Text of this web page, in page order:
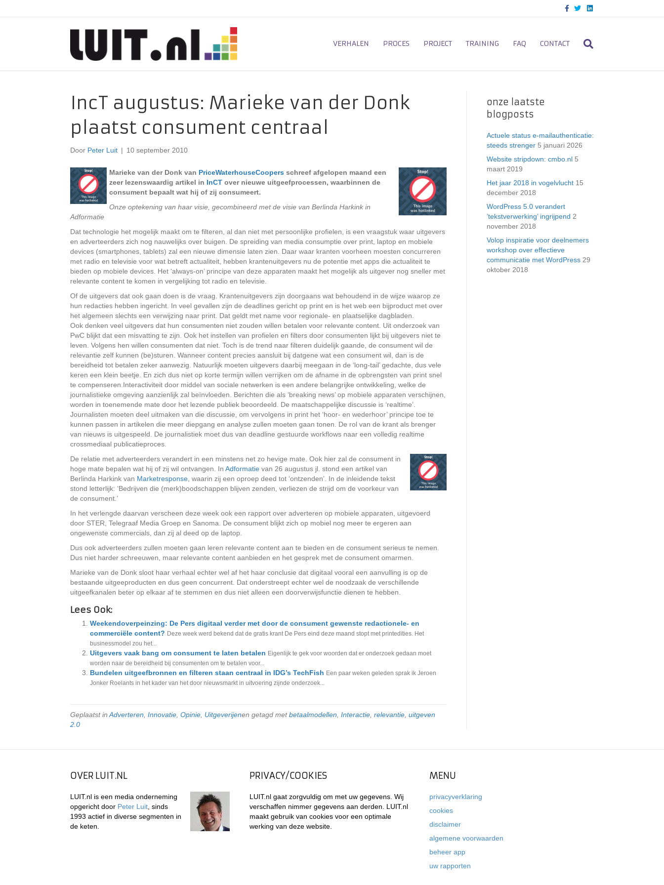
c
o
o
T
i
e
L
n
d
VERHALEN PROCES PROJECT TRAINING FAQ CONTACT
IncT augustus: Marieke van der Donk
plaatst consument centraal
Door Peter Luit | 10 september 2010
Marieke van der Donk van PriceWaterhouseCoopers schreef afgelopen maand een
zeer lezenswaardig artikel in InCT over nieuwe uitgeefprocessen, waarbinnen de
consument bepaalt wat hij of zij consumeert.
Onze optekening van haar visie, gecombineerd met de visie van Berlinda Harkink in
Adformatie
Dat technologie het mogelijk maakt om te filteren, al dan niet met persoonlijke profielen, is een vraagstuk waar uitgevers
en adverteerders zich nog nauwelijks over buigen. De spreiding van media consumptie over print, laptop en mobiele
devices (smartphones, tablets) zal een nieuwe dimensie laten zien. Daar waar kranten voorheen moesten concurreren
met radio en televisie voor wat betreft actualiteit, hebben krantenuitgevers nu de potentie met apps die actualiteit te
bieden op mobiele devices. Het ‘always-on’ principe van deze apparaten maakt het mogelijk als uitgever nog sneller met
relevante content te komen in vergelijking tot radio en televisie.
Of de uitgevers dat ook gaan doen is de vraag. Krantenuitgevers zijn doorgaans wat behoudend in de wijze waarop ze
hun redacties hebben ingericht. In veel gevallen zijn de deadlines gericht op print en is het web een bijproduct met over
het algemeen slechts een verwijzing naar print. Dat geldt met name voor regionale- en plaatselijke dagbladen.
Ook denken veel uitgevers dat hun consumenten niet zouden willen betalen voor relevante content. Uit onderzoek van
PwC blijkt dat een misvatting te zijn. Ook het instellen van profielen en filters door consumenten lijkt bij uitgevers niet te
leven. Volgens hen willen consumenten dat niet. Toch is de trend naar filteren duidelijk gaande, de consument wil de
relevantie zelf kunnen (be)sturen. Wanneer content precies aansluit bij datgene wat een consument wil, dan is de
bereidheid tot betalen zeker aanwezig. Natuurlijk moeten uitgevers daarbij meegaan in de ‘long-tail’ gedachte, dus vele
keren een klein beetje. En zich dus niet op korte termijn willen verrijken om de afname in de opbrengsten van print snel
te compenseren. Interactiviteit door middel van sociale netwerken is een andere belangrijke ontwikkeling, welke de
journalistieke omgeving aanzienlijk zal beïnvloeden. Berichten die als ‘breaking news’ op mobiele apparaten verschijnen,
worden in toenemende mate door het lezende publiek beoordeeld. De maatschappelijke discussie is ‘realtime’.
Journalisten moeten deel uitmaken van die discussie, om vervolgens in print het ‘hoor- en wederhoor’ principe toe te
kunnen passen in artikelen die meer diepgang en analyse zullen moeten gaan tonen. De rol van de krant als brenger
van nieuws is uitgespeeld. De journalistiek moet dus van deadline gestuurde workflows naar een volledig realtime
crossmediaal publicatieproces.
De relatie met adverteerders verandert in een minstens net zo hevige mate. Ook hier zal de consument in
hoge mate bepalen wat hij of zij wil ontvangen. In Adformatie van 26 augustus jl. stond een artikel van
Berlinda Harkink van Marketresponse , waarin zij een oproep deed tot ‘ontzenden’. In de inleidende tekst
stond letterlijk: ‘Bedrijven die (merk)boodschappen blijven zenden, verliezen de strijd om de voorkeur van
de consument.’
In het verlengde daarvan verscheen deze week ook een rapport over adverteren op mobiele apparaten, uitgevoerd
door STER, Telegraaf Media Groep en Sanoma. De consument blijkt zich op mobiel nog meer te ergeren aan
ongewenste commercials, dan zij al deed op de laptop.
Dus ook adverteerders zullen moeten gaan leren relevante content aan te bieden en de consument serieus te nemen.
Dus niet harder schreeuwen, maar relevante content aanbieden en het gesprek met de consument omarmen.
Marieke van de Donk sloot haar verhaal echter wel af het haar conclusie dat digitaal vooral een aanvulling is op de
bestaande uitgeeproducten en dus geen concurrent. Dat onderstreept echter wel de noodzaak de verschillende
uitgeefkanalen beter op elkaar af te stemmen en dus niet alleen een doorverwijsfunctie dienen te hebben.
Lees Ook:
Weekendoverpeinzing: De Pers digitaal verder met door de consument gewenste redactionele- en
commerciële content? Deze week werd bekend dat de gratis krant De Pers eind deze maand stopt met printedities. Het
businessmodel zou het...
Uitgevers vaak bang om consument te laten betalen Eigenlijk te gek voor woorden dat er onderzoek gedaan moet
worden naar de bereidheid bij consumenten om te betalen voor...
Bundelen uitgeefbronnen en filteren staan centraal in IDG’s TechFish Een paar weken geleden sprak ik Jeroen
Jonker Roelants in het kader van het door nieuwsmarkt in uitvoering zijnde onderzoek...
Geplaatst in Adverteren Innovatie Opinie Uitgeverijenen getagd metbetaalmodellen Interactie relevantie uitgeven
2.0
onze laatste
blogposts
Actuele status e-mailauthenticatie:
steeds strenger 5 januari 2026
Website stripdown: cmbo.nl 5
maart 2019
Het jaar 2018 in vogelvlucht 15
december 2018
WordPress 5.0 verandert
’tekstverwerking’ ingrijpend 2
november 2018
Volop inspiratie voor deelnemers
workshop over effectieve
communicatie met WordPress 29
oktober 2018
OVER LUIT.NL
LUIT.nl is een media onderneming
opgericht door Peter Luit , sinds
1993 actief in diverse segmenten in
de keten.
PRIVACY/COOKIES
LUIT.nl gaat zorgvuldig om met uw gegevens. Wij
verschaffen nimmer gegevens aan derden. LUIT.nl
maakt gebruik van cookies voor een optimale
werking van deze website.
MENU
privacyverklaring
cookies
disclaimer
algemene voorwaarden
beheer app
uw rapporten